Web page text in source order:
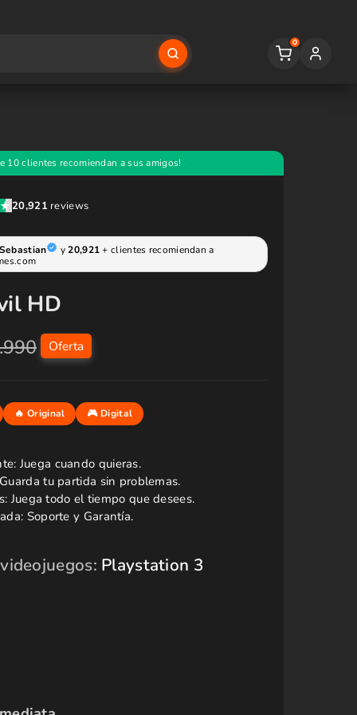
0
HD
Oferta
Playstation 3